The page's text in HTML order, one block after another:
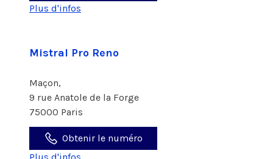
Plus d'infos
Mistral Pro Reno
Maçon,
9 rue Anatole de la Forge
75000 Paris
Obtenir le numéro